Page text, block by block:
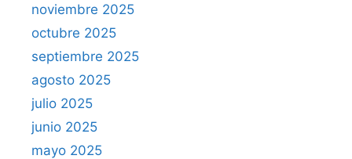
noviembre 2025
octubre 2025
septiembre 2025
agosto 2025
julio 2025
junio 2025
mayo 2025